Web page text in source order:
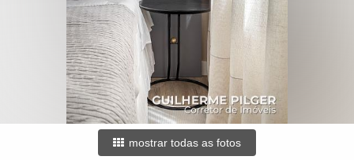
mostrar todas as fotos